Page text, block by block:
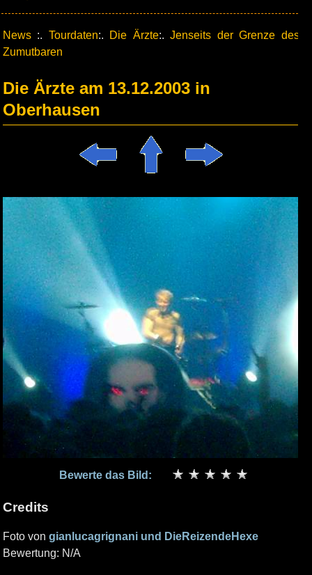
News :. Tourdaten:. Die Ärzte:.Jenseits der Grenze des
Zumutbaren
Die Ärzte am 13.12.2003 in
Oberhausen
Bewerte das Bild:
Credits
Foto von gianlucagrignani und DieReizendeHexe
Bewertung: N/A